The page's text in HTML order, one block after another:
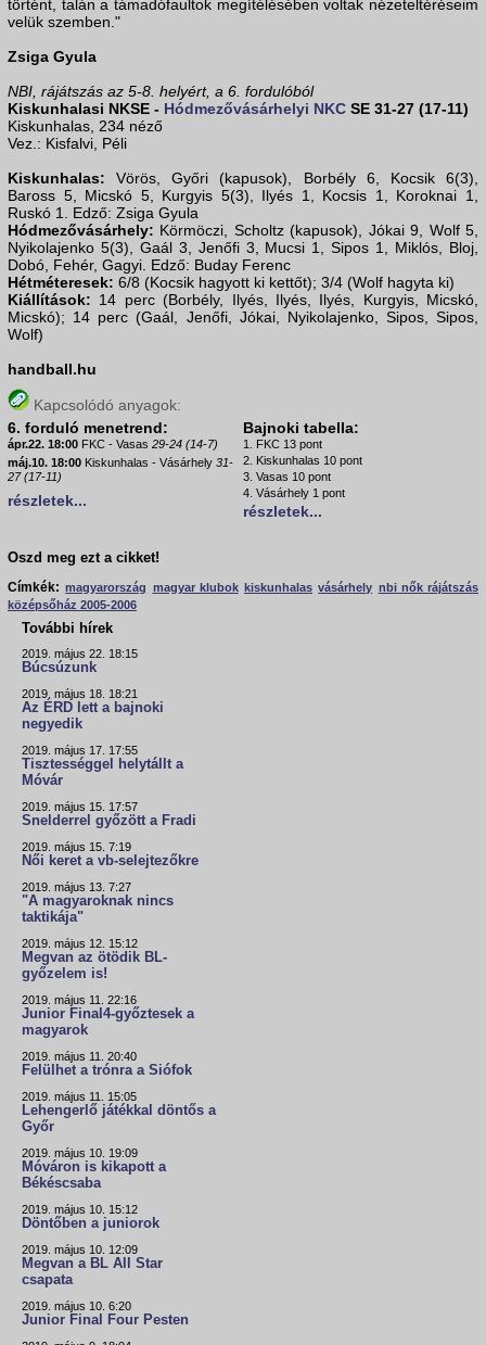
történt, talán a támadófaultok megítélésében voltak nézeteltéréseim
velük szemben."
Zsiga Gyula
NBI, rájátszás az 5-8. helyért, a 6. fordulóból
Kiskunhalasi NKSE - Hódmezővásárhelyi NKC SE 31-27 (17-11)
Kiskunhalas, 234 néző
Vez.: Kisfalvi, Péli
Kiskunhalas: Vörös, Győri (kapusok), Borbély 6, Kocsik 6(3),
Baross 5, Micskó 5, Kurgyis 5(3), Ilyés 1, Kocsis 1, Koroknai 1,
Ruskó 1. Edző: Zsiga Gyula
Hódmezővásárhely: Körmöczi, Scholtz (kapusok), Jókai 9, Wolf 5,
Nyikolajenko 5(3), Gaál 3, Jenőfi 3, Mucsi 1, Sipos 1, Miklós, Bloj,
Dobó, Fehér, Gagyi. Edző: Buday Ferenc
Hétméteresek: 6/8 (Kocsik hagyott ki kettőt); 3/4 (Wolf hagyta ki)
Kiállítások: 14 perc (Borbély, Ilyés, Ilyés, Ilyés, Kurgyis, Micskó,
Micskó); 14 perc (Gaál, Jenőfi, Jókai, Nyikolajenko, Sipos, Sipos,
Wolf)
handball.hu
Kapcsolódó anyagok:
6. forduló menetrend:
ápr.22. 18:00 FKC - Vasas 29-24 (14-7)
máj.10. 18:00 Kiskunhalas - Vásárhely 31-
27 (17-11)
részletek...
Bajnoki tabella:
1. FKC 13 pont
2. Kiskunhalas 10 pont
3. Vasas 10 pont
4. Vásárhely 1 pont
részletek...
Oszd meg ezt a cikket!
Címkék: magyarország magyar klubok kiskunhalas vásárhely nbi nők rájátszás
középsőház 2005-2006
További hírek
2019. május 22. 18:15
Búcsúzunk
2019. május 18. 18:21
Az ÉRD lett a bajnoki
negyedik
2019. május 17. 17:55
Tisztességgel helytállt a
Móvár
2019. május 15. 17:57
Snelderrel győzött a Fradi
2019. május 15. 7:19
Női keret a vb-selejtezőkre
2019. május 13. 7:27
"A magyaroknak nincs
taktikája"
2019. május 12. 15:12
Megvan az ötödik BL-
győzelem is!
2019. május 11. 22:16
Junior Final4-győztesek a
magyarok
2019. május 11. 20:40
Felülhet a trónra a Siófok
2019. május 11. 15:05
Lehengerlő játékkal döntős a
Győr
2019. május 10. 19:09
Móváron is kikapott a
Békéscsaba
2019. május 10. 15:12
Döntőben a juniorok
2019. május 10. 12:09
Megvan a BL All Star
csapata
2019. május 10. 6:20
Junior Final Four Pesten